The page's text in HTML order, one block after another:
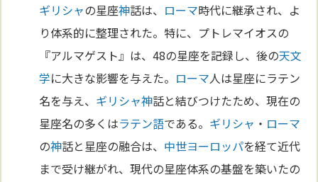
ギリシャの星座神話は、 ローマ時代に継承され、よ
り体系的に整理された。特に、プトレマイオスの
『アルマゲスト』は、48の星座を記録し、後の天文
学に大きな影響を与えた。 ローマ人は星座にラテン
名を与え、 ギリシャ神話と結びつけたため、現在の
星座名の多くはラテン語である。 ギリシャ ・ ローマ
の神話と星座の融合は、 中世ヨーロッパを経て近代
まで受け継がれ、現代の星座体系の基盤を築いたの